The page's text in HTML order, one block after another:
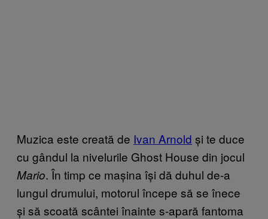
Muzica este creată de Ivan Arnold și te duce
cu gândul la nivelurile Ghost House din jocul
Mario. În timp ce mașina își dă duhul de-a
lungul drumului, motorul începe să se înece
și să scoată scântei înainte s-apară fantoma